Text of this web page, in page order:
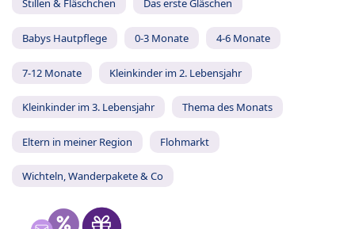
Stillen & Fläschchen Das erste Gläschen
Babys Hautpflege 0-3 Monate 4-6 Monate
7-12 Monate Kleinkinder im 2. Lebensjahr
Kleinkinder im 3. Lebensjahr Thema des Monats
Eltern in meiner Region Flohmarkt
Wichteln, Wanderpakete & Co